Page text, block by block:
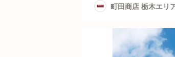
町田商店 栃木エリ